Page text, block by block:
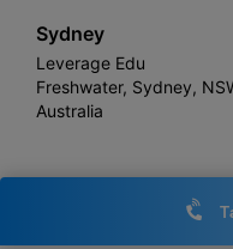
Sydney
Leverage Edu
Freshwater, Sydney,
Australia